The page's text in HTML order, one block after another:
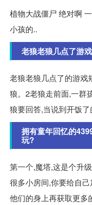
植物大战僵尸 绝对啊
小孩的..
老狼老狼几点了游
老狼老狼几点了的游戏
狼。2老狼走前面,一群
狼要回答,当说到开饭了
拥有童年回忆的
玩?
第一个,魔塔,这是个升
很多小房间,你要给自
他们的身上再获取更多